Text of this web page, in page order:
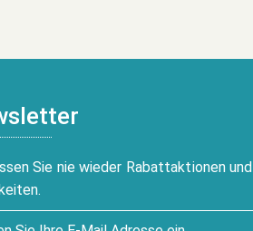
Sie nie wieder Rabattaktionen und